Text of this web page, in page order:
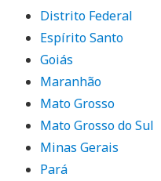
Distrito Federal
Espírito Santo
Goiás
Maranhão
Mato Grosso
Mato Grosso do Sul
Minas Gerais
Pará